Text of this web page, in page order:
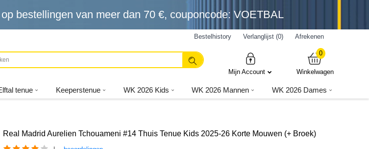
bestellingen van meer dan 70 €, couponcode: VOETBAL
Bestelhistory Verlanglijst (0) Afrekenen
Mijn Account
0
Winkelwagen
tenue Keeperstenue WK 2026 Kids WK 2026 Mannen WK 2026 Dames
Real Madrid Aurelien Tchouameni #14 Thuis Tenue Kids 2025-26 Korte Mouwen (+ Broek)